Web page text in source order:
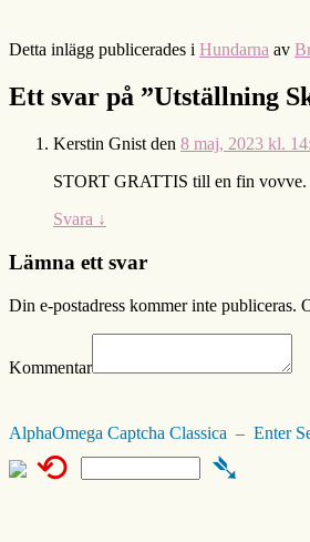
Detta inlägg publicerades i Hundarna av
Ett svar på ”Utställning
Kerstin Gnist den 8 maj, 2023 kl.
STORT GRATTIS till en fin
Svara ↓
Lämna ett svar
Din e-postadress kommer inte publiceras.
Kommentar
AlphaOmega Captcha Classica – Enter
⟲ ➴